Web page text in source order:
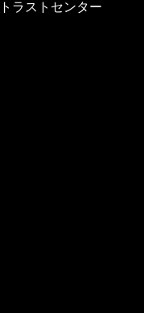
トラストセンター